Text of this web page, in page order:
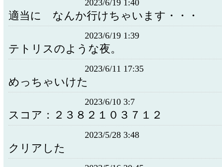
2023/6/19 1:40
適当に なんか行けちゃいます・・・
2023/6/19 1:39
テトリスのような夜。
2023/6/11 17:35
めっちゃいけた
2023/6/10 3:7
スコア：２３８２１０３７１２
2023/5/28 3:48
クリアした